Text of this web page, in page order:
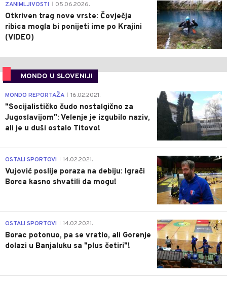
0
ZANIMLJIVOSTI 05.06.2026.
Otkriven trag nove vrste: Čovječja
ribica mogla bi ponijeti ime po Krajini
(VIDEO)
MONDO U SLOVENIJI
4
MONDO REPORTAŽA 16.02.2021.
"Socijalističko čudo nostalgično za
Jugoslavijom": Velenje je izgubilo naziv,
ali je u duši ostalo Titovo!
1
OSTALI SPORTOVI 14.02.2021.
Vujović poslije poraza na debiju: Igrači
Borca kasno shvatili da mogu!
3
OSTALI SPORTOVI 14.02.2021.
Borac potonuo, pa se vratio, ali Gorenje
dolazi u Banjaluku sa "plus četiri"!